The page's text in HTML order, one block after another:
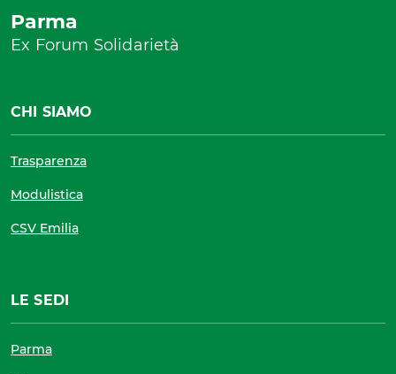
Parma
Ex Forum Solidarietà
CHI SIAMO
Trasparenza
Modulistica
CSV Emilia
LE SEDI
Parma